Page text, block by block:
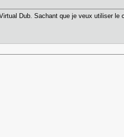
Dub. Sachant que je veux utiliser le